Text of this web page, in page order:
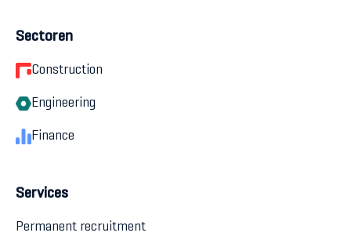
Sectoren
Construction
Engineering
Finance
Services
Permanent recruitment